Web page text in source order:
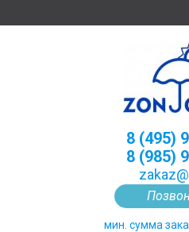
8 (495)
8 (985)
мин. сумма